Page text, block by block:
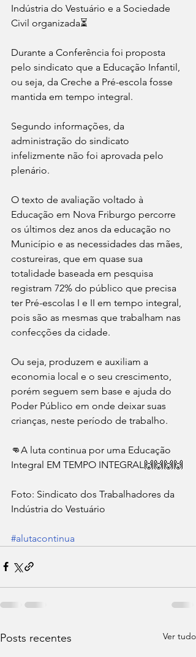
Indústria do Vestuário e a Sociedade
Civil organizada⏳
Durante a Conferência foi proposta
pelo sindicato que a Educação Infantil,
ou seja, da Creche a Pré-escola fosse
mantida em tempo integral.
Segundo informações, da
administração do sindicato
infelizmente não foi aprovada pelo
plenário.
O texto de avaliação voltado à
Educação em Nova Friburgo percorre
os últimos dez anos da educação no
Município e as necessidades das mães,
costureiras, que em quase sua
totalidade baseada em pesquisa
registram 72% do público que precisa
ter Pré-escolas I e II em tempo integral,
pois são as mesmas que trabalham nas
confecções da cidade.
Ou seja, produzem e auxiliam a
economia local e o seu crescimento,
porém seguem sem base e ajuda do
Poder Público em onde deixar suas
crianças, neste período de trabalho.
👊A luta continua por uma Educação
Integral EM TEMPO INTEGRAL🙌🙌🙌🙌
Foto: Sindicato dos Trabalhadores da
Indústria do Vestuário
#alutacontinua
Posts recentes Ver tudo